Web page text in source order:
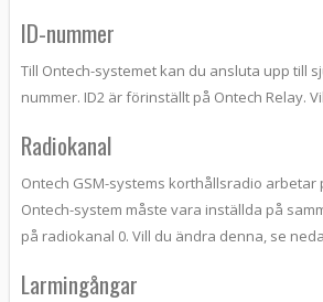
ID-nummer
Till Ontech-systemet kan du ansluta upp till
nummer. ID2 är förinställt på Ontech Relay.
Radiokanal
Ontech GSM-systems korthållsradio
Ontech-system måste vara inställda på
på radiokanal 0. Vill du ändra denna, se
Larmingångar